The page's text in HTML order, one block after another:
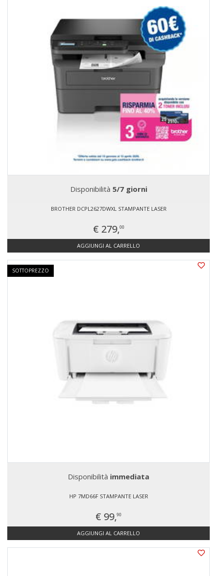
Disponibilità 5/7 giorni
BROTHER DCPL2627DWXL STAMPANTE LASER
€ 279,00
AGGIUNGI AL CARRELLO
SOTTOPREZZO
Disponibilità immediata
HP 7MD66F STAMPANTE LASER
€ 99,90
AGGIUNGI AL CARRELLO